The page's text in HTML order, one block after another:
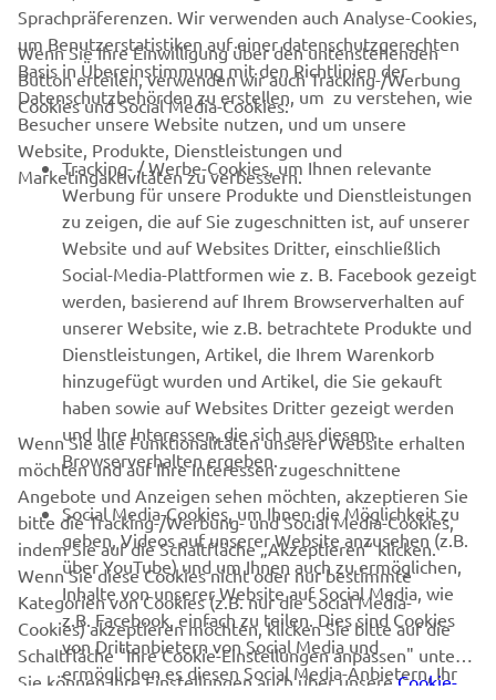
UNTERNEHMEN
B2B
MEHR VON YAMAHA
SUPPORT
NEWSLETTER
Erfahre als Erster von den neuesten Angeboten,
Sonderveranstaltungen, Neuerscheinungen und vielem mehr.
ABONNIEREN
Lesen Sie unsere Datenschutzrichtlinie, um zu erfahren, wie wir
Ihre persönlichen Daten verarbeiten:Datenschutzerklärung
Germany (German)
Sprachpräferenzen. Wir verwenden auch Analyse-Cookies,
um Benutzerstatistiken auf einer datenschutzgerechten
Basis in Übereinstimmung mit den Richtlinien der
Datenschutzbehörden zu erstellen, um zu verstehen, wie
Besucher unsere Website nutzen, und um unsere
Website, Produkte, Dienstleistungen und
Marketingaktivitäten zu verbessern.
Wenn Sie Ihre Einwilligung über den untenstehenden
Button erteilen, verwenden wir auch Tracking-/Werbung
Cookies und Social Media-Cookies:
Tracking- / Werbe-Cookies, um Ihnen relevante
Werbung für unsere Produkte und Dienstleistungen
zu zeigen, die auf Sie zugeschnitten ist, auf unserer
Website und auf Websites Dritter, einschließlich
Social-Media-Plattformen wie z. B. Facebook gezeigt
werden, basierend auf Ihrem Browserverhalten auf
unserer Website, wie z.B. betrachtete Produkte und
Dienstleistungen, Artikel, die Ihrem Warenkorb
hinzugefügt wurden und Artikel, die Sie gekauft
haben sowie auf Websites Dritter gezeigt werden
und Ihre Interessen, die sich aus diesem
Browserverhalten ergeben.
Social Media-Cookies, um Ihnen die Möglichkeit zu
geben, Videos auf unserer Website anzusehen (z.B.
über YouTube) und um Ihnen auch zu ermöglichen,
Inhalte von unserer Website auf Social Media, wie
z.B. Facebook, einfach zu teilen. Dies sind Cookies
von Drittanbietern von Social Media und
ermöglichen es diesen Social Media-Anbietern, Ihr
Wenn Sie alle Funktionalitäten unserer Website erhalten
möchten und auf Ihre Interessen zugeschnittene
Angebote und Anzeigen sehen möchten, akzeptieren Sie
bitte die Tracking-/Werbung- und Social Media-Cookies,
indem Sie auf die Schaltfläche „Akzeptieren“ klicken.
Wenn Sie diese Cookies nicht oder nur bestimmte
Kategorien von Cookies (z.B. nur die Social Media-
Cookies) akzeptieren möchten, klicken Sie bitte auf die
Schaltfläche "Ihre Cookie-Einstellungen anpassen" unten.
Sie können Ihre Einstellungen auch über unsereCookie-